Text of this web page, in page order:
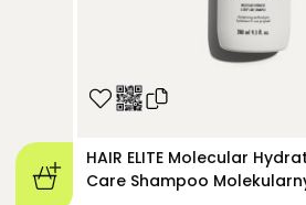
HAIR ELITE Molecular
Care Shampoo